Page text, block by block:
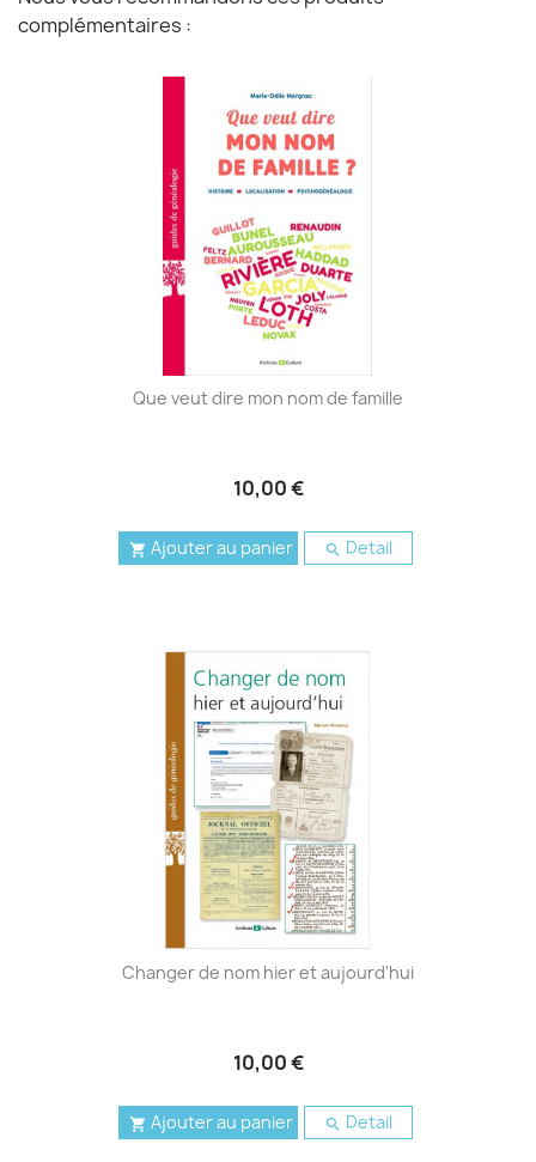
complémentaires :
Que veut dire mon nom de famille
10,00 €
 Ajouter au panier  Detail
Changer de nom hier et aujourd'hui
10,00 €
 Ajouter au panier  Detail